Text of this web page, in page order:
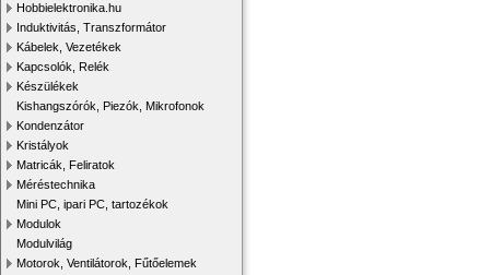
Hobbielektronika.hu
Induktivitás, Transzformátor
Kábelek, Vezetékek
Kapcsolók, Relék
Készülékek
Kishangszórók, Piezók, Mikrofonok
Kondenzátor
Kristályok
Matricák, Feliratok
Méréstechnika
Mini PC, ipari PC, tartozékok
Modulok
Modulvilág
Motorok, Ventilátorok, Fűtőelemek